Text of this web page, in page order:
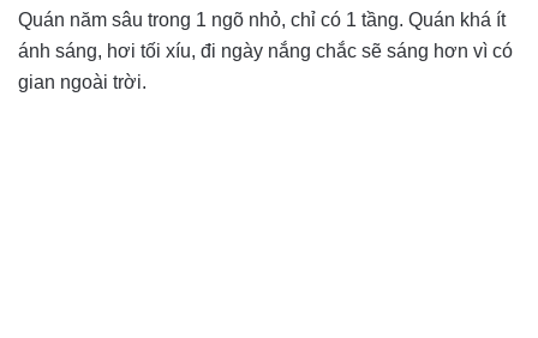
Quán năm sâu trong 1 ngõ nhỏ, chỉ có 1 tầng. Quán khá ít
ánh sáng, hơi tối xíu, đi ngày nắng chắc sẽ sáng hơn vì có
gian ngoài trời.